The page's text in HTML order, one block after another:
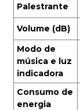
Palestrante
Volume (dB)
Modo de
música e luz
indicadora
Consumo de
energia